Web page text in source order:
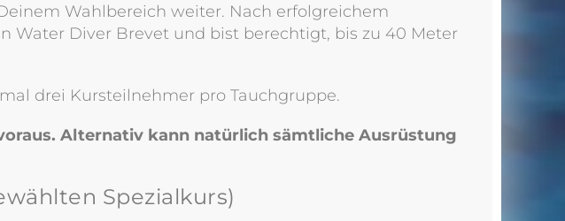
Wahlbereich weiter. Nach erfolgreichem
Water Diver Brevet und bist berechtigt, bis zu 40 Meter
drei Kursteilnehmer pro Tauchgruppe.
Alternativ kann natürlich sämtliche Ausrüstung
Spezialkurs)